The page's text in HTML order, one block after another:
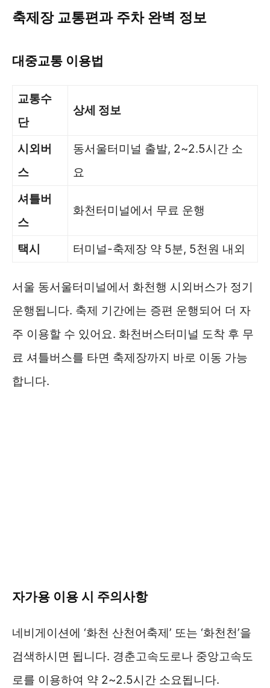
축제장 교통편과 주차 완벽 정보
대중교통 이용법
교통수
단
상세 정보
시외버
스
동서울터미널 출발, 2~2.5시간 소
요
셔틀버
스
화천터미널에서 무료 운행
택시 터미널-축제장 약 5분, 5천원 내외
서울 동서울터미널에서 화천행 시외버스가 정기
운행됩니다. 축제 기간에는 증편 운행되어 더 자
주 이용할 수 있어요. 화천버스터미널 도착 후 무
료 셔틀버스를 타면 축제장까지 바로 이동 가능
합니다.
자가용 이용 시 주의사항
네비게이션에 ‘화천 산천어축제’ 또는 ‘화천천’을
검색하시면 됩니다. 경춘고속도로나 중앙고속도
로를 이용하여 약 2~2.5시간 소요됩니다.